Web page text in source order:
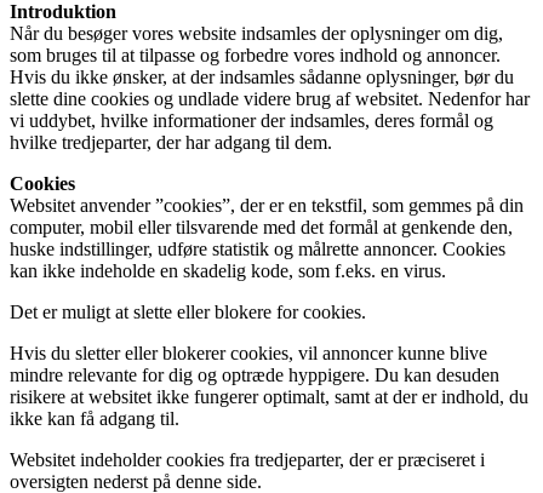
Introduktion
Når du besøger vores website indsamles der oplysninger om dig,
som bruges til at tilpasse og forbedre vores indhold og annoncer.
Hvis du ikke ønsker, at der indsamles sådanne oplysninger, bør du
slette dine cookies og undlade videre brug af websitet. Nedenfor har
vi uddybet, hvilke informationer der indsamles, deres formål og
hvilke tredjeparter, der har adgang til dem.
Cookies
Websitet anvender ”cookies”, der er en tekstfil, som gemmes på din
computer, mobil eller tilsvarende med det formål at genkende den,
huske indstillinger, udføre statistik og målrette annoncer. Cookies
kan ikke indeholde en skadelig kode, som f.eks. en virus.
Det er muligt at slette eller blokere for cookies.
Hvis du sletter eller blokerer cookies, vil annoncer kunne blive
mindre relevante for dig og optræde hyppigere. Du kan desuden
risikere at websitet ikke fungerer optimalt, samt at der er indhold, du
ikke kan få adgang til.
Websitet indeholder cookies fra tredjeparter, der er præciseret i
oversigten nederst på denne side.